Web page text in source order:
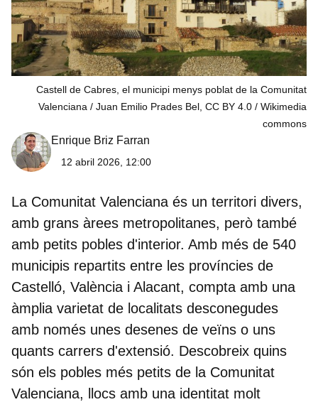
Castell de Cabres, el municipi menys poblat de la Comunitat
Valenciana / Juan Emilio Prades Bel, CC BY 4.0
Wikimedia
commons
Enrique Briz Farran
12 abril 2026, 12:00
La Comunitat Valenciana és un territori divers,
amb grans àrees metropolitanes, però també
amb petits pobles d'interior. Amb més de 540
municipis repartits entre les províncies de
Castelló, València i Alacant, compta amb una
àmplia varietat de localitats desconegudes
amb només unes desenes de veïns o uns
quants carrers d'extensió. Descobreix quins
són els pobles més petits de la Comunitat
Valenciana, llocs amb una identitat molt